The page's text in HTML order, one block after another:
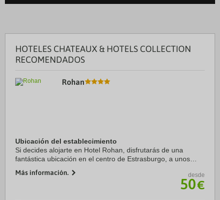
HOTELES CHATEAUX & HOTELS COLLECTION
RECOMENDADOS
Rohan
Ubicación del establecimiento
Si decides alojarte en Hotel Rohan, disfrutarás de una
fantástica ubicación en el centro de Estrasburgo, a unos
Plaza Kléber. Además, este hotel se ...
Más información. desde
50€